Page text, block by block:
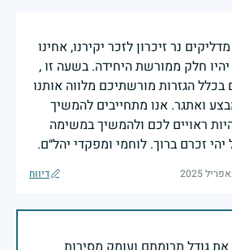
נר זיכרון לזכר יקירנו, אחינו
חלק ממורשת היחידה. בשעה זו ,
בכלל הגזרות מורשתיכם מלווה אותנו
ואתגר. אנו מתחייבים להמשיך
ראויים לכם ולהמשיך במשימה
זכרם ברוך. לוחמי ומפקדי יהל״ם.
דיווח